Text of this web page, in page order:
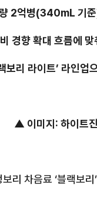
2억병(340mL 기준
경향 확대 흐름에
보리 라이트’ 라인업
▲ 이미지 : 하이트
리 차음료 ‘블랙보리